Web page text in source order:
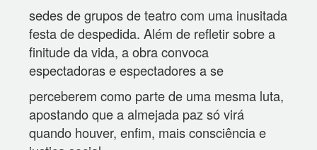
sedes de grupos de teatro com uma inusitada
festa de despedida. Além de refletir sobre a
finitude da vida, a obra convoca
espectadoras e espectadores a se
perceberem como parte de uma mesma luta,
apostando que a almejada paz só virá
quando houver, enfim, mais consciência e